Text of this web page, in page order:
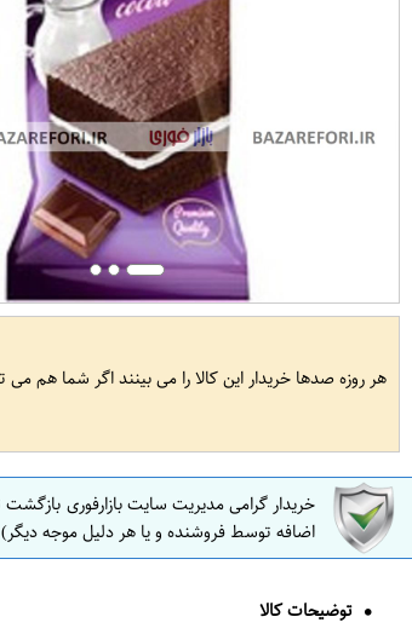
هر روزه صدها خریدار این کالا را می بینند اگر شما هم می
خریدار گرامی مدیریت سایت بازارفوری
اضافه توسط فروشنده و یا هر دلیل موجه
توضیحات کالا